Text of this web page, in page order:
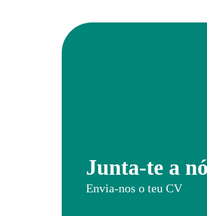
Junta-te a
Envia-nos o teu CV